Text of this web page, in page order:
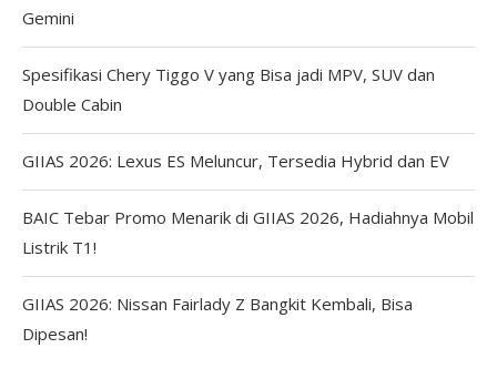
Gemini
Spesifikasi Chery Tiggo V yang Bisa jadi MPV, SUV dan
Double Cabin
GIIAS 2026: Lexus ES Meluncur, Tersedia Hybrid dan EV
BAIC Tebar Promo Menarik di GIIAS 2026, Hadiahnya Mobil
Listrik T1!
GIIAS 2026: Nissan Fairlady Z Bangkit Kembali, Bisa
Dipesan!